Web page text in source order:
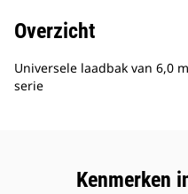
Overzicht
Universele laadbak van 6,0
serie
Kenmerken